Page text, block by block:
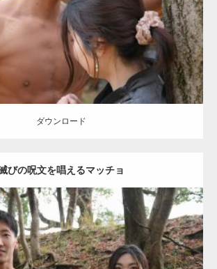
ロード
ダウンロード
びの呪文を唱えるマッチョ
Update:2021.07.8
【YouTube】マッチョフリー素材メンバーが
ギネス世界記録…
【TV】TBS番組「ひるおび」にてマッスルプ
ラスが紹介されま…
TOKYO FMラジオ番組「ONE MORNING」